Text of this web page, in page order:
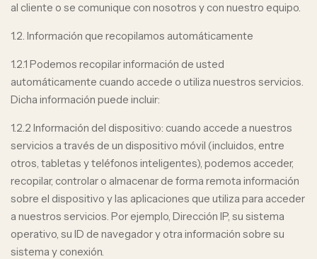
al cliente o se comunique con nosotros y con nuestro equipo.
1.2. Información que recopilamos automáticamente
1.2.1 Podemos recopilar información de usted
automáticamente cuando accede o utiliza nuestros servicios.
Dicha información puede incluir:
1.2.2 Información del dispositivo: cuando accede a nuestros
servicios a través de un dispositivo móvil (incluidos, entre
otros, tabletas y teléfonos inteligentes), podemos acceder,
recopilar, controlar o almacenar de forma remota información
sobre el dispositivo y las aplicaciones que utiliza para acceder
a nuestros servicios. Por ejemplo, Dirección IP, su sistema
operativo, su ID de navegador y otra información sobre su
sistema y conexión.